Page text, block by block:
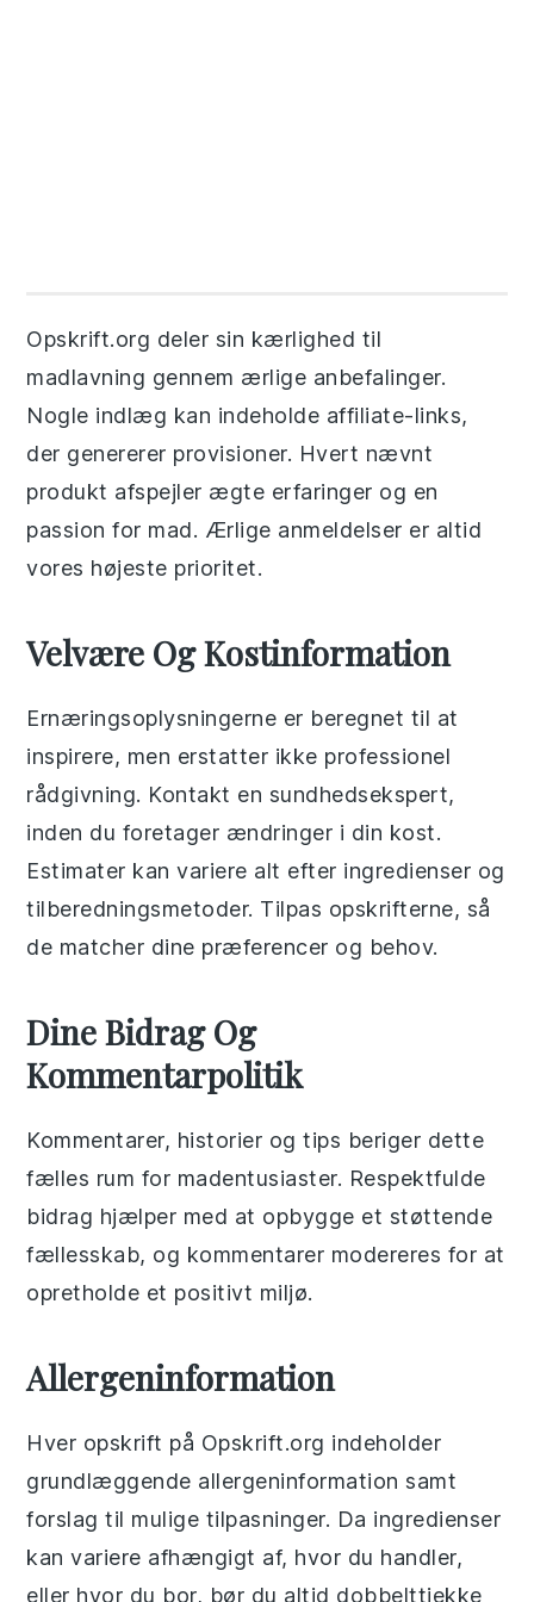
Opskrift.org deler sin kærlighed til
madlavning gennem ærlige anbefalinger.
Nogle indlæg kan indeholde affiliate-links,
der genererer provisioner. Hvert nævnt
produkt afspejler ægte erfaringer og en
passion for mad. Ærlige anmeldelser er altid
vores højeste prioritet.
Velvære Og Kostinformation
Ernæringsoplysningerne er beregnet til at
inspirere, men erstatter ikke professionel
rådgivning. Kontakt en sundhedsekspert,
inden du foretager ændringer i din kost.
Estimater kan variere alt efter ingredienser og
tilberedningsmetoder. Tilpas opskrifterne, så
de matcher dine præferencer og behov.
Dine Bidrag Og
Kommentarpolitik
Kommentarer, historier og tips beriger dette
fælles rum for madentusiaster. Respektfulde
bidrag hjælper med at opbygge et støttende
fællesskab, og kommentarer modereres for at
opretholde et positivt miljø.
Allergeninformation
Hver opskrift på Opskrift.org indeholder
grundlæggende allergeninformation samt
forslag til mulige tilpasninger. Da ingredienser
kan variere afhængigt af, hvor du handler,
eller hvor du bor, bør du altid dobbelttjekke